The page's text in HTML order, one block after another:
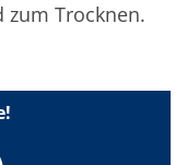
zum Trocknen.